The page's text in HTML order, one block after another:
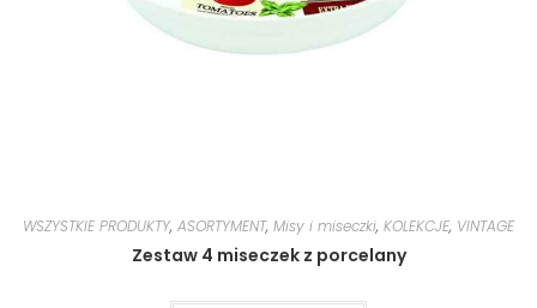
WSZYSTKIE PRODUKTY, ASORTYMENT, Misy i miseczki, KOLEKCJE, VINTAGE
Zestaw 4 miseczek z porcelany